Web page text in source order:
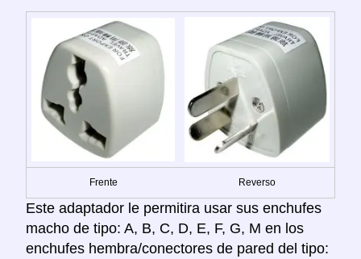
Frente Reverso
Este adaptador le permitira usar sus enchufes
macho de tipo: A, B, C, D, E, F, G, M en los
enchufes hembra/conectores de pared del tipo: